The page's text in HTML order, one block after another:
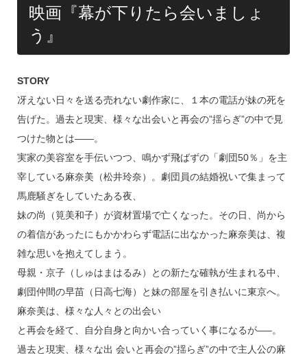
映画『幕が下りたら会いましょ
う』
STORY
冴えない日々を送る売れない劇作家に、１本の電話が妹の死を
告げた。過去と現実、様々な出会いと再会の”揺らぎ”の中で見
つけた物とは—―。
実家の美容室を手伝いつつ、鳴かず飛ばずの「劇団50％」を主
宰している麻奈美（松井玲奈）。劇団員の結婚祝いで集まって
馬鹿騒ぎをしていたある夜、
妹の尚（筧美和子）が資材置場で亡くなった。その日、尚から
の着信があったにもかかわらず電話に出なかった麻奈美は、複
雑な思いを抱えてしまう。
母親・京子（しゅはまはるみ）との新たな確執が生まれる中、
劇団仲間の早苗（日高七海）と妹の部屋を引き払いに東京へ。
麻奈美は、様々な人々との出会い
と再会を経て、自分自身と向かい合っていく事になるが—–。
過去と現実、様々な出 会いと再会の”揺らぎ”の中で主人公の麻